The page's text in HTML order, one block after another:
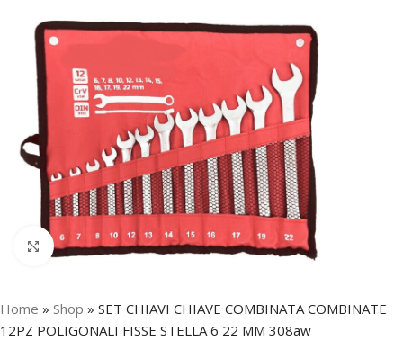
Click to enlarge
Home » Shop » SET CHIAVI CHIAVE COMBINATA COMBINATE
12PZ POLIGONALI FISSE STELLA 6 22 MM 308aw